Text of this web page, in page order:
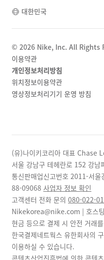
대한민국
© 2026 Nike, Inc. All Rights
이용약관
개인정보처리방침
위치정보이용약관
영상정보처리기기 운영 방침
(유)나이키코리아 대표 Chase
서울 강남구 테헤란로 152 강남
통신판매업신고번호 2011-서
88-09068 사업자 정보 확인
고객센터 전화 문의 080-022-
Nikekorea@nike.com | 호스
현금 등으로 결제 시 안전 거래
한국결제네트웍스 유한회사의
이용하실 수 있습니다.
콘텐츠산업진흥법에 의한 콘텐